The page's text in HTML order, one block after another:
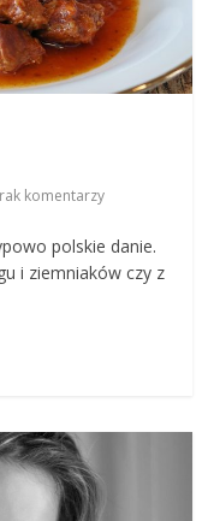
komentarzy
polskie danie.
i ziemniaków czy z